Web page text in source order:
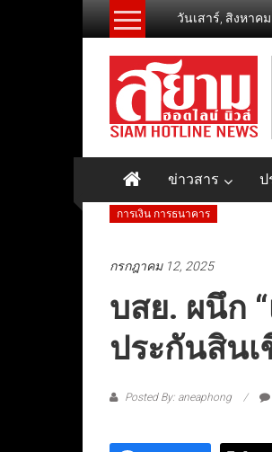
วันเสาร์, สิงหาคม
ข่าวสาร ป
การเงิน การธนาคาร
กรกฎาคม 12, 2025
บสย. ผนึก
ประกันสิน
Posted By: aneaphong